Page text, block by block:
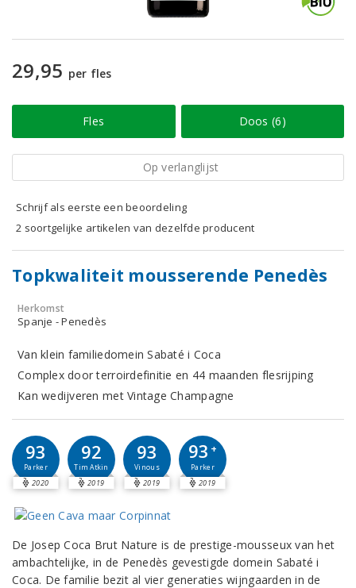
29,95 per fles
Fles Doos (6)
Op verlanglijst
Schrijf als eerste een beoordeling
2 soortgelijke artikelen van dezelfde producent
Topkwaliteit mousserende Penedès
Herkomst
Spanje - Penedès
Van klein familiedomein Sabaté i Coca
Complex door terroirdefinitie en 44 maanden flesrijping
Kan wedijveren met Vintage Champagne
93
Parker
2020
92
Tim Atkin
2019
93
Vinous
2019
93 +
Parker
2019
De Josep Coca Brut Nature is de prestige-mousseux van het
ambachtelijke, in de Penedès gevestigde domein Sabaté i
Coca. De familie bezit al vier generaties wijngaarden in de